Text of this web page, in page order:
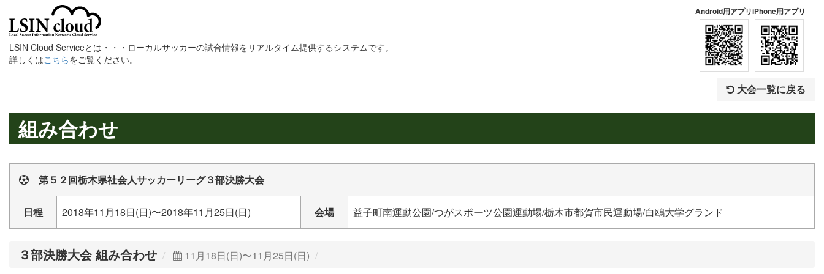
LSIN Cloud Serviceとは・・・ローカルサッカーの試合情報をリアルタイム提供するシステムです。
詳しくはこちらをご覧ください。
Android用アプリiPhone用アプリ
大会一覧に戻る
組み合わせ
第５２回栃木県社会人サッカーリーグ３部決勝大会
日程 2018年11月18日(日)〜2018年11月25日(日) 会場 益子町南運動公園/つがスポーツ公園運動場/栃木市都賀市民運動場/白鴎大学グランド
３部決勝大会 組み合わせ 11月18日(日)〜11月25日(日)